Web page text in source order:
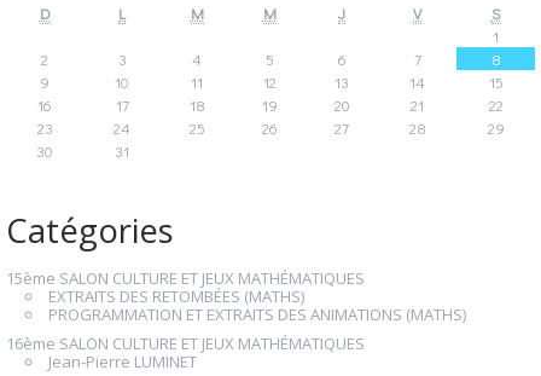
D L M M J V
S
1
2
3 4 5 6 7
8
9
10 11 12 13 14
15
16
17 18 19 20 21
22
23
24 25 26 27 28
29
30
31
Catégories
15ème SALON CULTURE ET JEUX MATHÉMATIQUES
EXTRAITS DES RETOMBÉES (MATHS)
PROGRAMMATION ET EXTRAITS DES ANIMATIONS (MATHS)
16ème SALON CULTURE ET JEUX MATHÉMATIQUES
Jean-Pierre LUMINET